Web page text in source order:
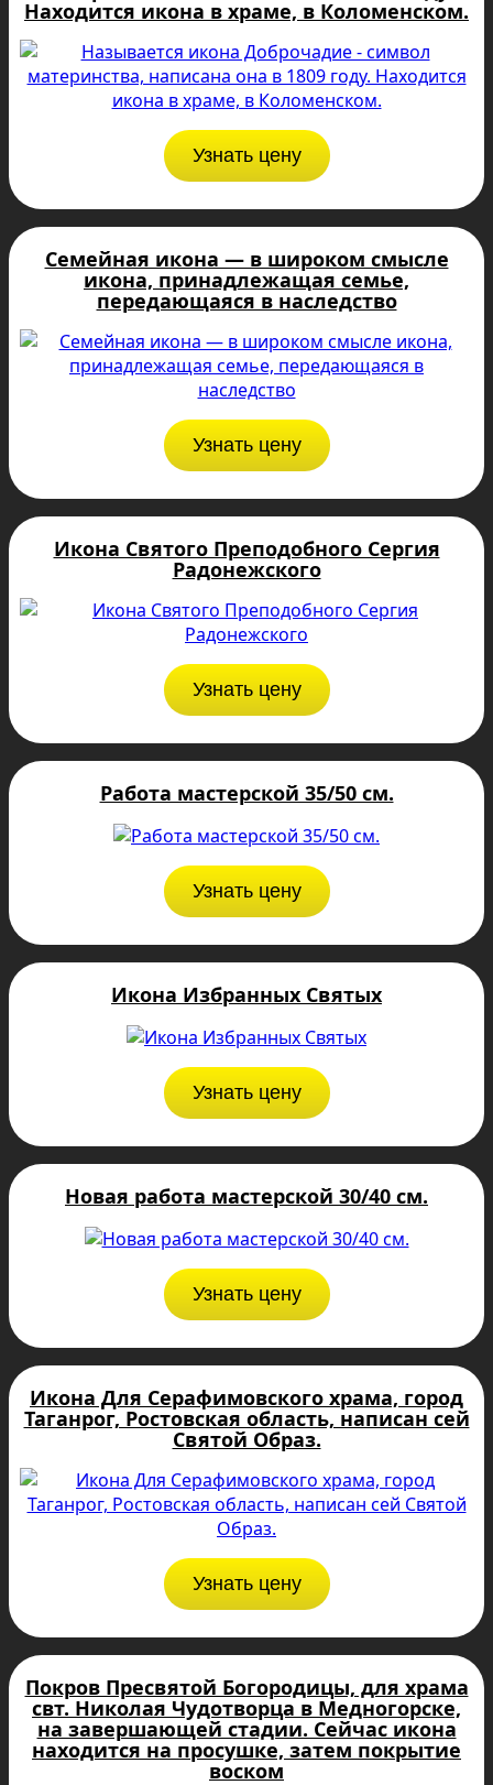
Находится икона в храме, в Коломенском.
Узнать цену
Семейная икона — в широком смысле
икона, принадлежащая семье,
передающаяся в наследство
Узнать цену
Икона Святого Преподобного Сергия
Радонежского
Узнать цену
Работа мастерской 35/50 см.
Узнать цену
Икона Избранных Святых
Узнать цену
Новая работа мастерской 30/40 см.
Узнать цену
Икона Для Серафимовского храма, город
Таганрог, Ростовская область, написан сей
Святой Образ.
Узнать цену
Покров Пресвятой Богородицы, для храма
свт. Николая Чудотворца в Медногорске,
на завершающей стадии. Сейчас икона
находится на просушке, затем покрытие
воском